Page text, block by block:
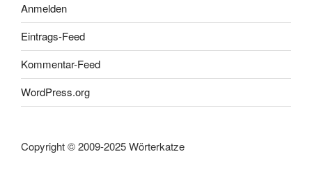
Anmelden
Eintrags-Feed
Kommentar-Feed
WordPress.org
Copyright © 2009-2025 Wörterkatze